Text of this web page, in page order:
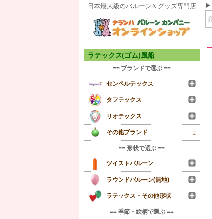
日本最大級のバルーン＆グッズ専門店
ラテックス(ゴム)風船
== ブランドで選ぶ ==
センペルテックス
タフテックス
リオテックス
その他ブランド
2
== 形状で選ぶ ==
ツイストバルーン
ラウンドバルーン(無地)
ラテックス・その他形状
== 季節・絵柄で選ぶ ==